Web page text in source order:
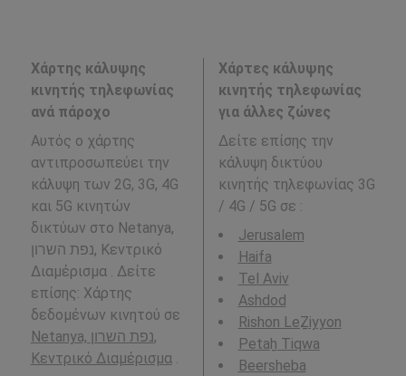
Χάρτης κάλυψης
κινητής τηλεφωνίας
ανά πάροχο
Αυτός ο χάρτης
αντιπροσωπεύει την
κάλυψη των 2G, 3G, 4G
και 5G κινητών
δικτύων στο Netanya,
נפת השרון, Κεντρικό
Διαμέρισμα . Δείτε
επίσης: Χάρτης
δεδομένων κινητού σε
Netanya, נפת השרון,
Κεντρικό Διαμέρισμα.
Χάρτες κάλυψης
κινητής τηλεφωνίας
για άλλες ζώνες
Δείτε επίσης την
κάλυψη δικτύου
κινητής τηλεφωνίας 3G
/ 4G / 5G σε :
Jerusalem
Haifa
Tel Aviv
Ashdod
Rishon LeẔiyyon
Petaẖ Tiqwa
Beersheba